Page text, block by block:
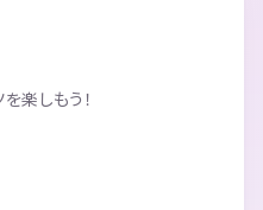
楽しもう！